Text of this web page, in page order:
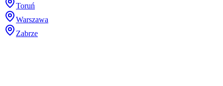
Toruń
Warszawa
Zabrze